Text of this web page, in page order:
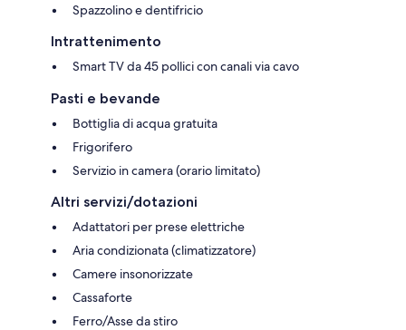
Spazzolino e dentifricio
Intrattenimento
Smart TV da 45 pollici con canali via cavo
Pasti e bevande
Bottiglia di acqua gratuita
Frigorifero
Servizio in camera (orario limitato)
Altri servizi/dotazioni
Adattatori per prese elettriche
Aria condizionata (climatizzatore)
Camere insonorizzate
Cassaforte
Ferro/Asse da stiro